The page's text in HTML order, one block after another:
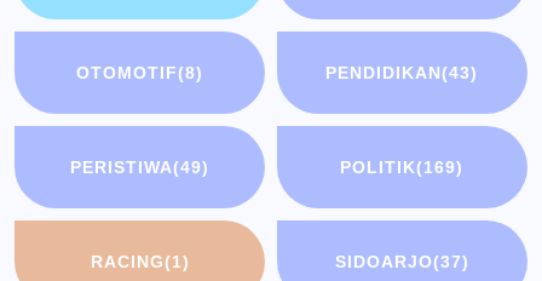
OTOMOTIF(8) PENDIDIKAN(43)
PERISTIWA(49) POLITIK(169)
RACING(1) SIDOARJO(37)